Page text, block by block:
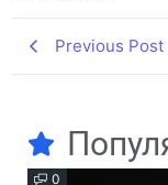
Previous Post
0